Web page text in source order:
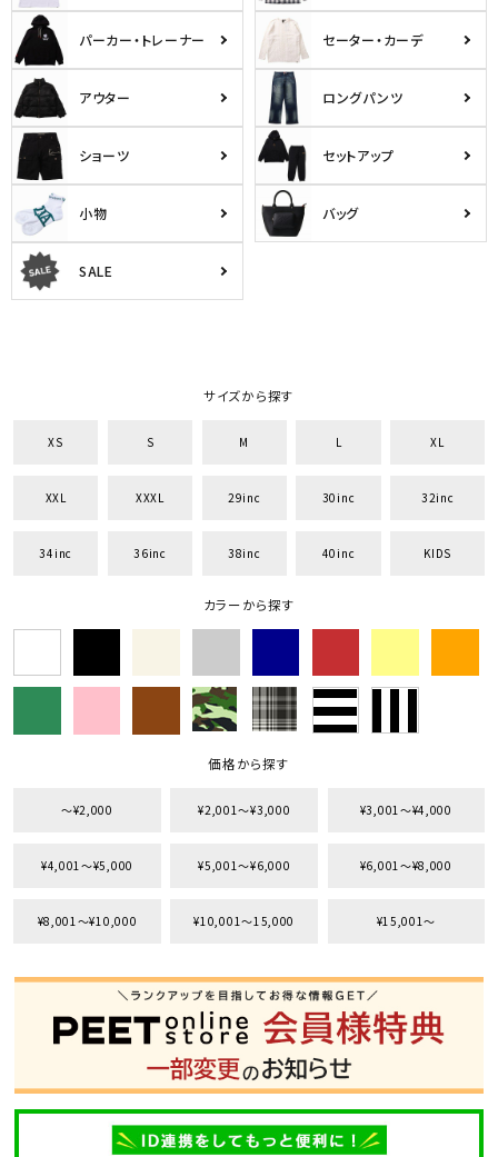
パーカー・トレーナー セーター・カーデ
アウター ロングパンツ
ショーツ セットアップ
小物 バッグ
SALE
サイズから探す
XS S M L XL
XXL XXXL 29inc 30inc 32inc
34inc 36inc 38inc 40inc KIDS
カラーから探す
価格から探す
〜¥2,000 ¥2,001〜¥3,000 ¥3,001〜¥4,000
¥4,001〜¥5,000 ¥5,001〜¥6,000 ¥6,001〜¥8,000
¥8,001〜¥10,000 ¥10,001〜15,000 ¥15,001〜